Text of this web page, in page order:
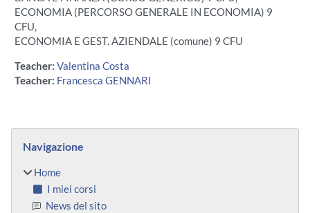
ECONOMIA (PERCORSO GENERALE IN ECONOMIA) 9
CFU,
ECONOMIA E GEST. AZIENDALE (comune) 9 CFU
Teacher: Valentina Costa
Teacher: Francesca GENNARI
Blocchi
Navigazione
Home
I miei corsi
News del sito